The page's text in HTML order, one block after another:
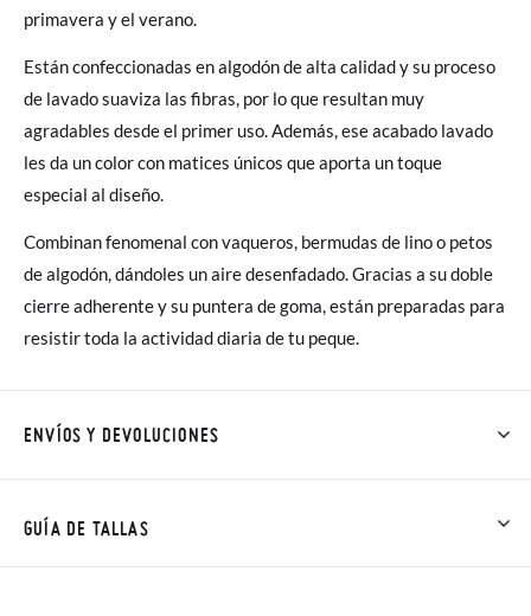
primavera y el verano.
Están confeccionadas en algodón de alta calidad y su proceso
de lavado suaviza las fibras, por lo que resultan muy
agradables desde el primer uso. Además, ese acabado lavado
les da un color con matices únicos que aporta un toque
especial al diseño.
Combinan fenomenal con vaqueros, bermudas de lino o petos
de algodón, dándoles un aire desenfadado. Gracias a su doble
cierre adherente y su puntera de goma, están preparadas para
resistir toda la actividad diaria de tu peque.
ENVÍOS Y DEVOLUCIONES
Talla/Color también son GRATIS y puedes realizarlos hasta en
GUÍA DE TALLAS